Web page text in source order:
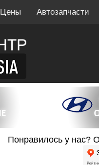
Цены Автозапчасти
Понравилось у нас?